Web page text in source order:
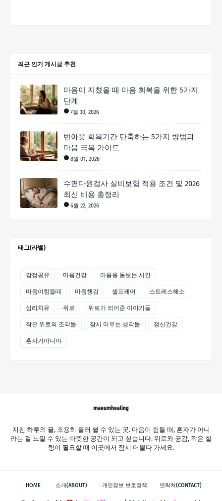
최근 인기 게시글 추천
마음이 지쳤을 때 마음 회복을 위한 5가지
단계
7월 30, 2026
번아웃 회복기간 단축하는 5가지 방법과
마음 극복 가이드
8월 01, 2026
수면다원검사 실비보험 적용 조건 및 2026
최신 비용 총정리
6월 22, 2026
태그(라벨)
감정공유 마음건강 마음을 돌보는 시간
마음이힘들때 마음챙김 셀프케어 스트레스해소
심리치유 위로 위로가 되어준 이야기들
작은 위로의 조각들 잠시 머무는 생각들 정신건강
혼자가아니야
지친 하루의 끝, 조용히 들러 쉴 수 있는 곳. 마음이 힘들 때, 혼자가 아니
라는 걸 느낄 수 있는 따뜻한 공간이 되고 싶습니다. 위로와 공감, 작은 힐
링이 필요할 때 이곳에서 잠시 머물다 가세요.
HOME 소개(ABOUT) 개인정보 보호정책 연락처(CONTACT)